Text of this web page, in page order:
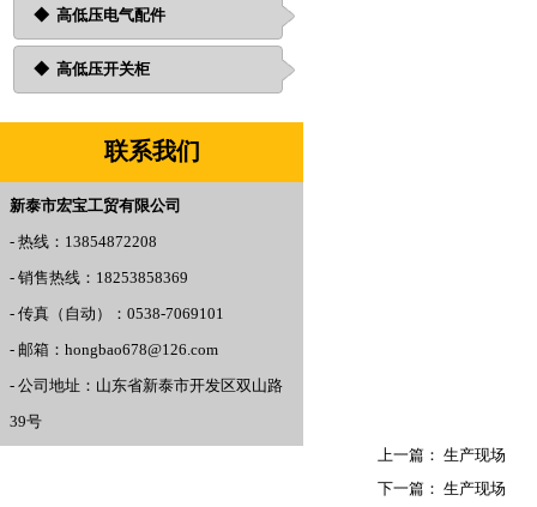
◆ 高低压电气配件
◆ 高低压开关柜
联系我们
新泰市宏宝工贸有限公司
- 热线：13854872208
- 销售热线：18253858369
- 传真（自动）：0538-7069101
- 邮箱：hongbao678@126.com
- 公司地址：山东省新泰市开发区双山路
39号
上一篇： 生产现场
下一篇： 生产现场